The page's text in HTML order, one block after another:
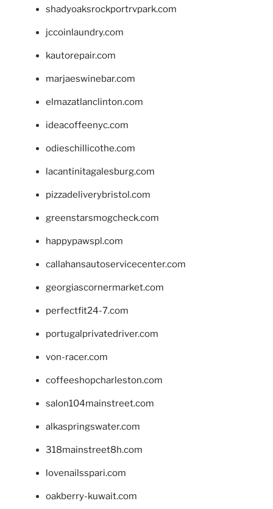
shadyoaksrockportrvpark.com
jccoinlaundry.com
kautorepair.com
marjaeswinebar.com
elmazatlanclinton.com
ideacoffeenyc.com
odieschillicothe.com
lacantinitagalesburg.com
pizzadeliverybristol.com
greenstarsmogcheck.com
happypawspl.com
callahansautoservicecenter.com
georgiascornermarket.com
perfectfit24-7.com
portugalprivatedriver.com
von-racer.com
coffeeshopcharleston.com
salon104mainstreet.com
alkaspringswater.com
318mainstreet8h.com
lovenailsspari.com
oakberry-kuwait.com